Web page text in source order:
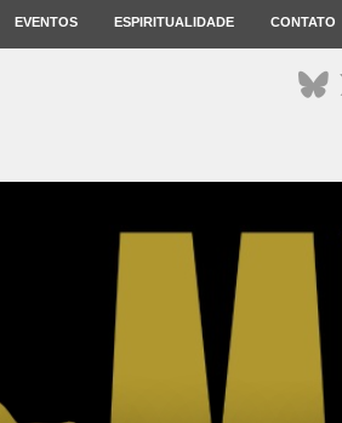
EVENTOS ESPIRITUALIDADE CONTATO